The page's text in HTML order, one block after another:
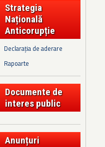
Strategia
Națională
Anticorupție
Declarația de aderare
Rapoarte
Documente de
interes public
Anunțuri